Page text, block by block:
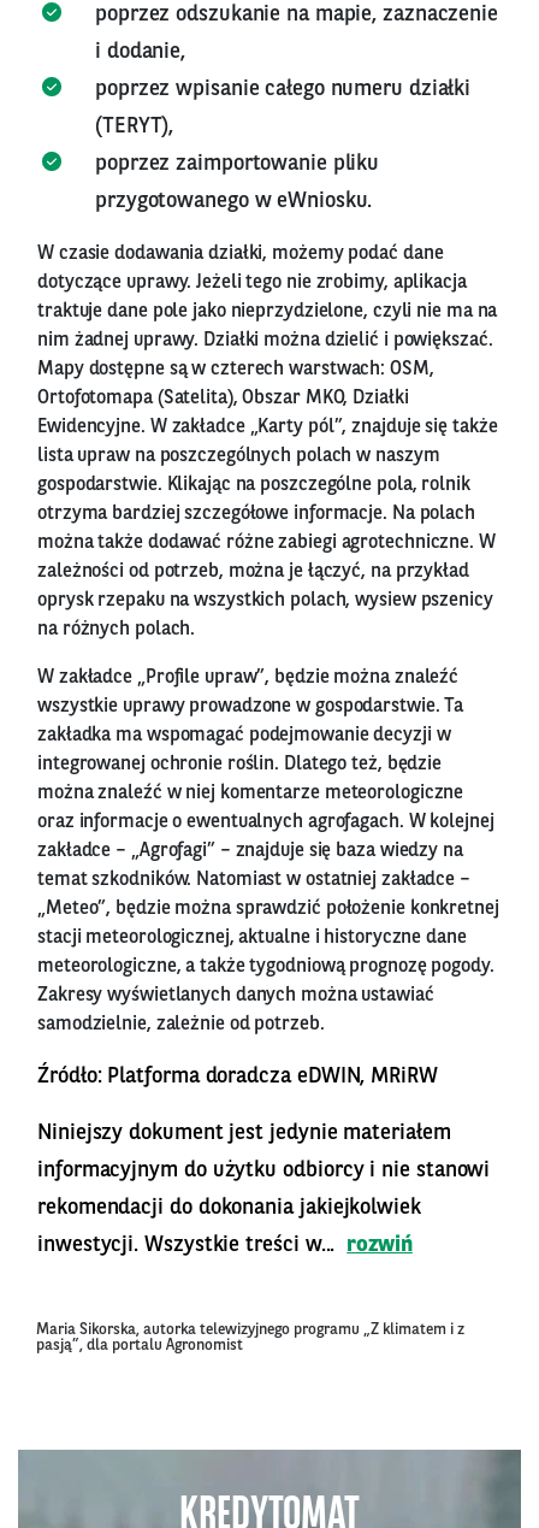
poprzez odszukanie na mapie, zaznaczenie
i dodanie,
poprzez wpisanie całego numeru działki
(TERYT),
poprzez zaimportowanie pliku
przygotowanego w eWniosku.
W czasie dodawania działki, możemy podać dane
dotyczące uprawy. Jeżeli tego nie zrobimy, aplikacja
traktuje dane pole jako nieprzydzielone, czyli nie ma na
nim żadnej uprawy. Działki można dzielić i powiększać.
Mapy dostępne są w czterech warstwach: OSM,
Ortofotomapa (Satelita), Obszar MKO, Działki
Ewidencyjne. W zakładce „Karty pól”, znajduje się także
lista upraw na poszczególnych polach w naszym
gospodarstwie. Klikając na poszczególne pola, rolnik
otrzyma bardziej szczegółowe informacje. Na polach
można także dodawać różne zabiegi agrotechniczne. W
zależności od potrzeb, można je łączyć, na przykład
oprysk rzepaku na wszystkich polach, wysiew pszenicy
na różnych polach.
W zakładce „Profile upraw”, będzie można znaleźć
wszystkie uprawy prowadzone w gospodarstwie. Ta
zakładka ma wspomagać podejmowanie decyzji w
integrowanej ochronie roślin. Dlatego też, będzie
można znaleźć w niej komentarze meteorologiczne
oraz informacje o ewentualnych agrofagach. W kolejnej
zakładce – „Agrofagi” – znajduje się baza wiedzy na
temat szkodników. Natomiast w ostatniej zakładce –
„Meteo”, będzie można sprawdzić położenie konkretnej
stacji meteorologicznej, aktualne i historyczne dane
meteorologiczne, a także tygodniową prognozę pogody.
Zakresy wyświetlanych danych można ustawiać
samodzielnie, zależnie od potrzeb.
Źródło: Platforma doradcza eDWIN, MRiRW
Niniejszy dokument jest jedynie materiałem
informacyjnym do użytku odbiorcy i nie stanowi
rekomendacji do dokonania jakiejkolwiek
inwestycji. Wszystkie treści w...
rozwiń
Maria Sikorska, autorka telewizyjnego programu „Z klimatem i z
pasją”, dla portalu Agronomist
KREDYTOMAT